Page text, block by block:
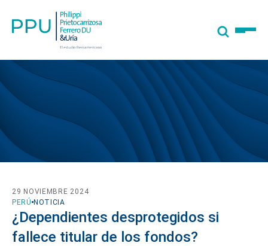
PERÚ NOTICIA
29 NOVIEMBRE 2024
¿Dependientes desprotegidos si
fallece titular de los fondos?